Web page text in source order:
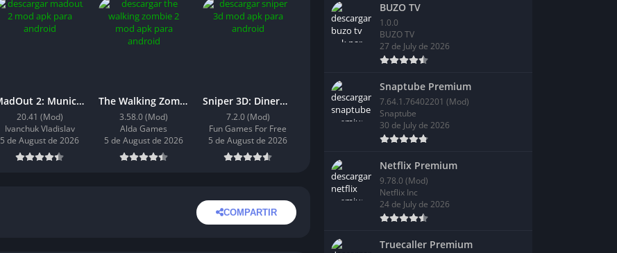
MadOut 2: Munición Infinita
20.41 (Mod)
Ivanchuk Vladislav
5 de August de 2026
The Walking Zombie 2: Dinero Infinito
3.58.0 (Mod)
Alda Games
5 de August de 2026
Sniper 3D: Dinero Infinito
7.2.0 (Mod)
Fun Games For Free
5 de August de 2026
COMPARTIR
BUZO TV
1.0.0
BUZO TV
27 de July de 2026
Snaptube Premium
7.64.1.76402201 (Mod)
Snaptube
30 de July de 2026
Netflix Premium
9.78.0 (Mod)
Netflix Inc
24 de July de 2026
Truecaller Premium